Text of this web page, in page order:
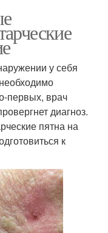
у себя
первых, врач
диагноз.
пятна на
к